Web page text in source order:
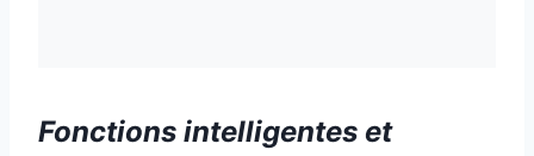
Fonctions intelligentes et